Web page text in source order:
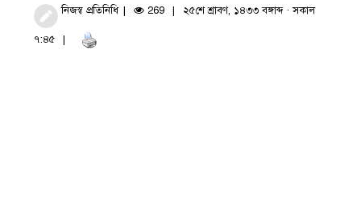
নিজস্ব প্রতিনিধি 269 ২৫শে শ্রাবণ, ১৪৩৩ বঙ্গাব্দ · সকাল
৭:৪৫